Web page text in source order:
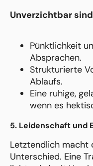
Unverzichtbar
Pünktlichkeit
Absprachen.
Strukturierte
Ablaufs.
Eine ruhige,
wenn es
5. Leidenschaft und
Letztendlich macht
Unterschied. Eine